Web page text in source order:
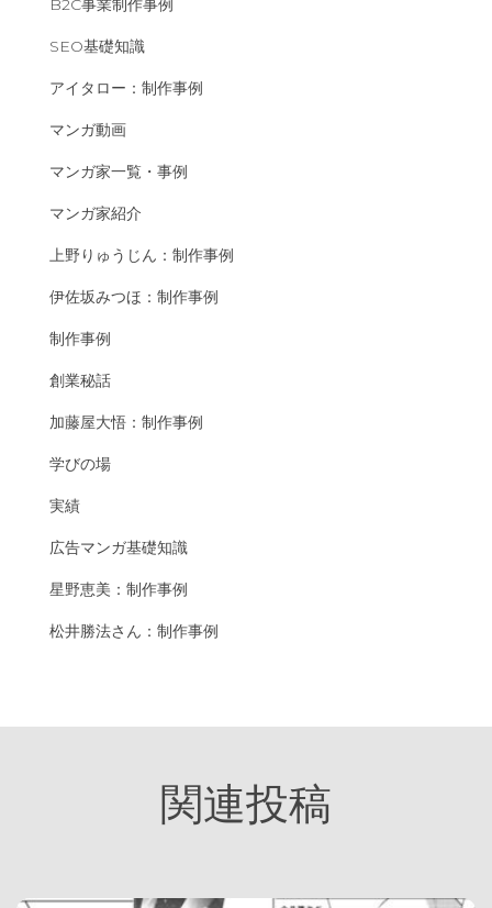
B2C事業制作事例
SEO基礎知識
アイタロー：制作事例
マンガ動画
マンガ家一覧・事例
マンガ家紹介
上野りゅうじん：制作事例
伊佐坂みつほ：制作事例
制作事例
創業秘話
加藤屋大悟：制作事例
学びの場
実績
広告マンガ基礎知識
星野恵美：制作事例
松井勝法さん：制作事例
関連投稿